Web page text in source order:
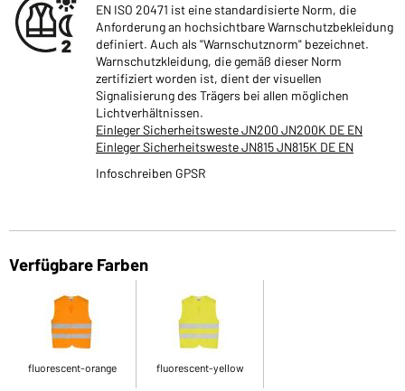
EN ISO 20471 ist eine standardisierte Norm, die
Anforderung an hochsichtbare Warnschutzbekleidung
definiert. Auch als "Warnschutznorm" bezeichnet.
Warnschutzkleidung, die gemäß dieser Norm
zertifiziert worden ist, dient der visuellen
Signalisierung des Trägers bei allen möglichen
Lichtverhältnissen.
Einleger Sicherheitsweste JN200 JN200K DE EN
Einleger Sicherheitsweste JN815 JN815K DE EN
Infoschreiben GPSR
Verfügbare Farben
fluorescent-orange fluorescent-yellow